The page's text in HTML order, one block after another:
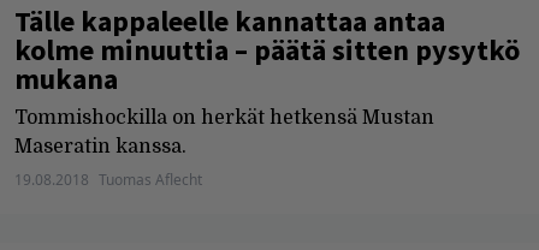
Tälle kappaleelle kannattaa antaa
kolme minuuttia – päätä sitten pysytkö
mukana
Tommishockilla on herkät hetkensä Mustan
Maseratin kanssa.
19.08.2018 Tuomas Aflecht